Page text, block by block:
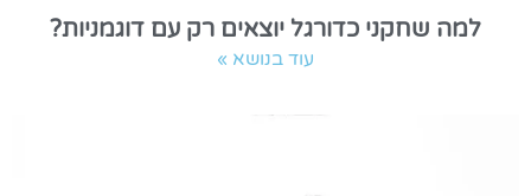
למה שחקני כדורגל יוצאים רק עם דוגמניות?
עוד בנושא »